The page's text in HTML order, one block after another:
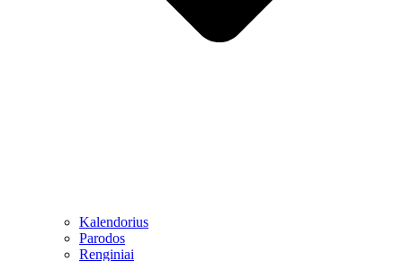
Kalendorius
Parodos
Renginiai